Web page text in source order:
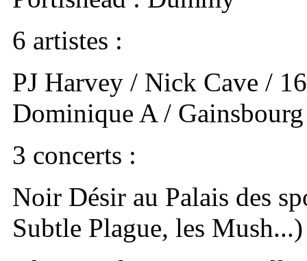
6 artistes :
PJ Harvey / Nick Cave /
Dominique A / Gainsbourg
3 concerts :
Noir Désir au Palais des
Subtle Plague, les Mush...)